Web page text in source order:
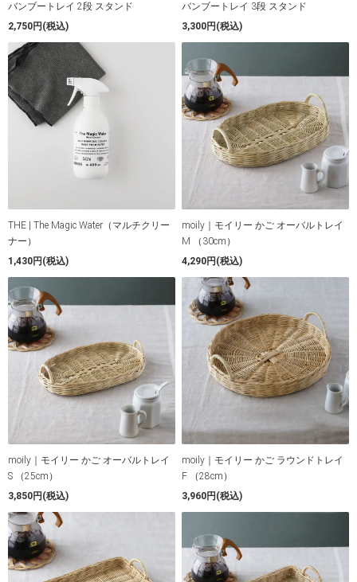
バンブートレイ 2段 スタンド
2,750円(税込)
バンブートレイ 3段 スタンド
3,300円(税込)
THE | The Magic Water（マルチクリー
ナー）
1,430円(税込)
moily｜モイリー かご オーバルトレイ
M （30cm）
4,290円(税込)
moily｜モイリー かご オーバルトレイ
S （25cm）
3,850円(税込)
moily｜モイリー かご ラウンドトレイ
F （28cm）
3,960円(税込)